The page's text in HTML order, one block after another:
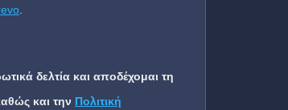
δελτία και αποδέχομαι τη
και την Πολιτική